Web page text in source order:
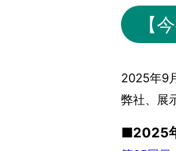
【
2025年9
弊社、展
■2025